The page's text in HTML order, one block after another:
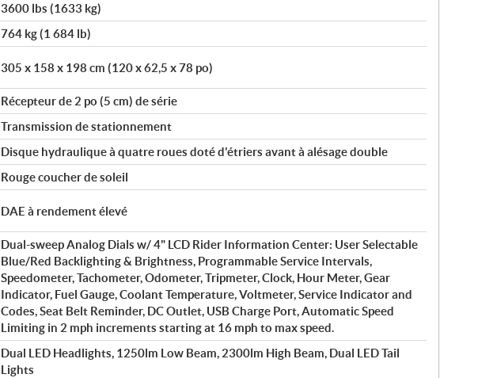
3600 lbs (1633 kg)
764 kg (1 684 lb)
305 x 158 x 198 cm (120 x 62,5 x 78 po)
Récepteur de 2 po (5 cm) de série
Transmission de stationnement
Disque hydraulique à quatre roues doté d'étriers avant à alésage double
Rouge coucher de soleil
DAE à rendement élevé
Dual-sweep Analog Dials w/ 4" LCD Rider Information Center: User Selectable
Blue/Red Backlighting & Brightness, Programmable Service Intervals,
Speedometer, Tachometer, Odometer, Tripmeter, Clock, Hour Meter, Gear
Indicator, Fuel Gauge, Coolant Temperature, Voltmeter, Service Indicator and
Codes, Seat Belt Reminder, DC Outlet, USB Charge Port, Automatic Speed
Limiting in 2 mph increments starting at 16 mph to max speed.
Dual LED Headlights, 1250lm Low Beam, 2300lm High Beam, Dual LED Tail
Lights